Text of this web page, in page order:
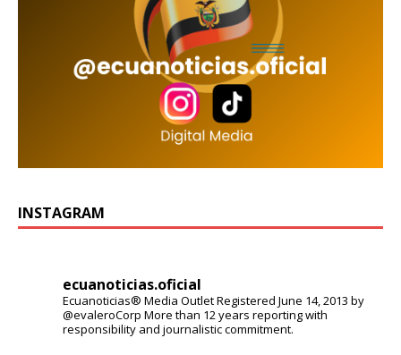
INSTAGRAM
ecuanoticias.oficial
Ecuanoticias® Media OutletRegistered June 14, 2013 by
@evaleroCorp More than 12 years reporting with
responsibility and journalistic commitment.